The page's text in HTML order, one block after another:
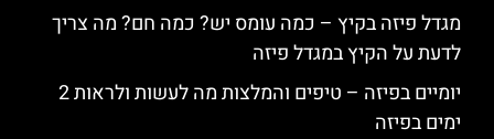
מגדל פיזה בקיץ – כמה עומס יש? כמה חם? מה צריך
לדעת על הקיץ במגדל פיזה
יומיים בפיזה – טיפים והמלצות מה לעשות ולראות 2
ימים בפיזה